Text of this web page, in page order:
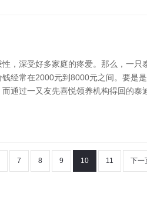
，深受好多家庭的疼爱。那么，一
经常在2000元到8000元之间。要
通过一又友先喜悦领养机构得回的
7 8 9 10 11 下一